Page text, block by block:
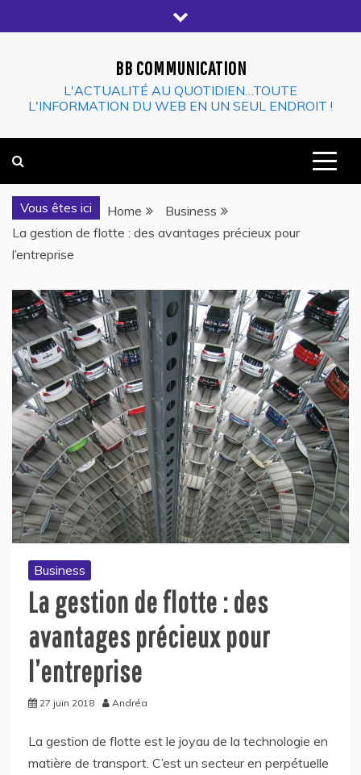
to
BB COMMUNICATION
L'ACTUALITÉ AU QUOTIDIEN…TOUTE
L'INFORMATION DU WEB EN UN SEUL ENDROIT !
Vous êtes ici Home
Business
La gestion de flotte : des avantages précieux pour
l’entreprise
Business
La gestion de flotte : des
avantages précieux pour
l’entreprise
27 juin 2018 Andréa
La gestion de flotte est le joyau de la technologie en
matière de transport. C’est un secteur en perpétuelle